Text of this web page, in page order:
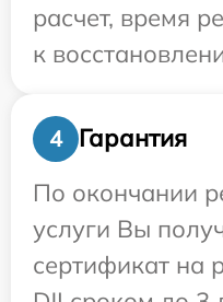
расчет, время
к
4
Гарантия
По окончании
услуги Вы
сертификат на